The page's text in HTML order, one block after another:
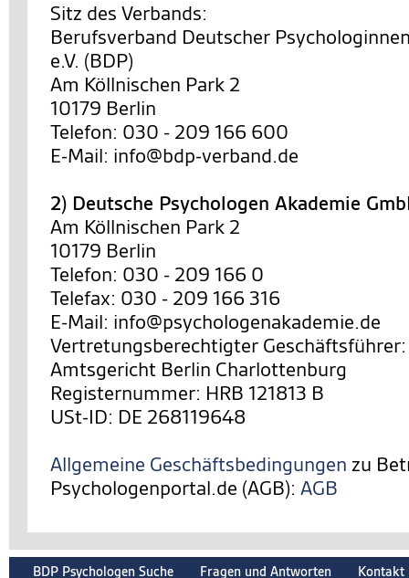
Sitz des Verbands:
Berufsverband Deutscher
e.V. (BDP)
Am Köllnischen Park 2
10179 Berlin
Telefon: 030 - 209 166 600
E-Mail: info@bdp-verband.de
2) Deutsche Psychologen Akademie
Am Köllnischen Park 2
10179 Berlin
Telefon: 030 - 209 166 0
Telefax: 030 - 209 166 316
E-Mail: info@psychologenakademie.de
Vertretungsberechtigter Geschäftsführer:
Amtsgericht Berlin Charlottenburg
Registernummer: HRB 121813 B
USt-ID: DE 268119648
Allgemeine Geschäftsbedingungen zu
Psychologenportal.de (AGB): AGB
BDP Psychologen Suche Fragen und Antworten Kontakt